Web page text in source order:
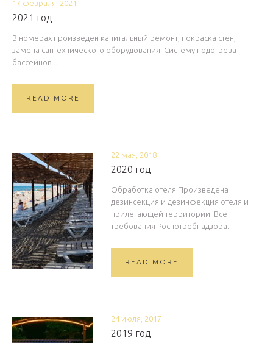
17 февраля, 2021
2021 год
В номерах произведен капитальный ремонт, покраска стен,
замена сантехнического оборудования. Систему подогрева
бассейнов...
READ MORE
22 мая, 2018
2020 год
Обработка отеля Произведена
дезинсекция и дезинфекция отеля и
прилегающей территории. Все
требования Роспотребнадзора...
READ MORE
24 июля, 2017
2019 год